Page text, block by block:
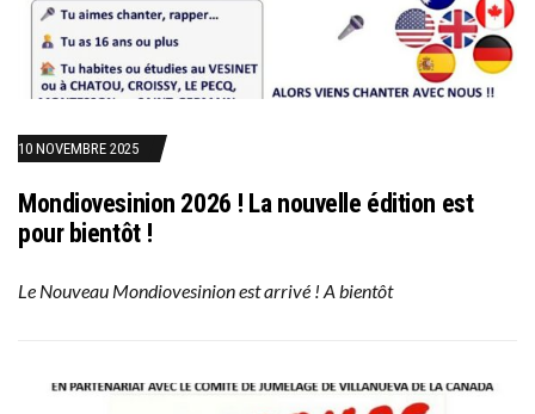
10 NOVEMBRE 2025
Mondiovesinion 2026 ! La nouvelle édition est
pour bientôt !
Le Nouveau Mondiovesinion est arrivé ! A bientôt